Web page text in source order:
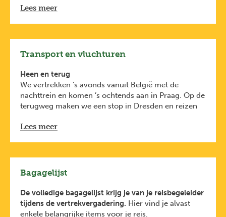
Meer info hierover vind je
Belgische reizigers. Heb je een andere nationaliteit,
check dan de voorwaarden bij de ambassade van het
land waar je naartoe reist.
Wees je ervan bewust dat je identiteitsdocument
(identiteitskaart of paspoort) onbeschadigd moet
zijn.
Lees meer
Transport en vluchturen
Heen en terug
We vertrekken ’s avonds vanuit België met de
nachttrein en komen ’s ochtends aan in Praag. Op de
terugweg maken we een stop in Dresden en reizen
met de nachttrein.
met het openbaar vervoer.
Het definitieve treinschema vind je in het
vertrekdocument dat je ten laatste 10 dagen voor
vertrek via e-mail ontvangt.
Vluchturen
Lees meer
Bagagelijst
De volledige bagagelijst krijg je van je reisbegeleider
tijdens de vertrekvergadering. Hier vind je alvast
enkele belangrijke items voor je reis.